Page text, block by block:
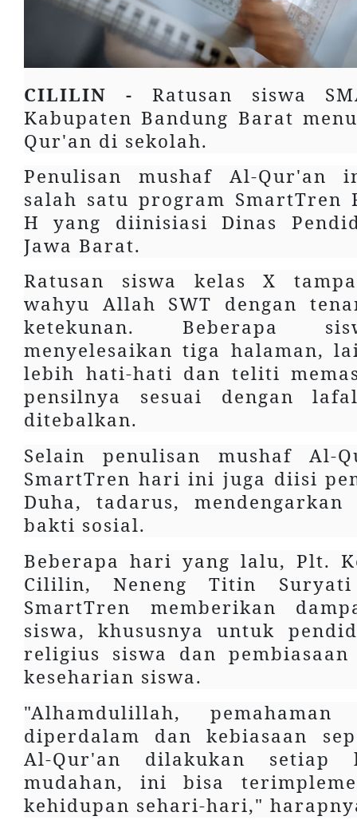
CILILIN - Ratusan siswa
Kabupaten Bandung Barat
Qur'an di sekolah.
Penulisan mushaf Al-Qur'an
salah satu program SmartTren
H yang diinisiasi Dinas
Jawa Barat.
Ratusan siswa kelas X
wahyu Allah SWT dengan
ketekunan. Beberapa
menyelesaikan tiga halaman,
lebih hati-hati dan teliti
pensilnya sesuai dengan
ditebalkan.
Selain penulisan mushaf Al-
SmartTren hari ini juga diisi
Duha, tadarus,
bakti sosial.
Beberapa hari yang lalu, Plt.
Cililin, Neneng Titin Suryati
SmartTren memberikan
siswa, khususnya untuk
religius siswa dan
keseharian siswa.
"Alhamdulillah,
diperdalam dan kebiasaan
Al-Qur'an dilakukan setiap
mudahan, ini bisa
kehidupan sehari-hari,"